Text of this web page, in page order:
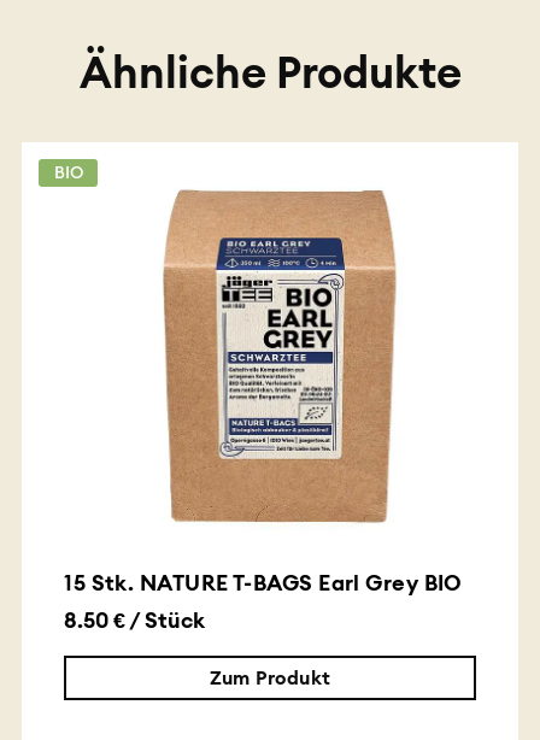
Ähnliche Produkte
BIO
15 Stk. NATURE T-BAGS Earl Grey BIO
8.50 € / Stück
Zum Produkt